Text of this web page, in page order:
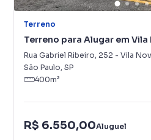
Terreno
Terreno para Alugar em Vila
Rua Gabriel Ribeiro, 252 - Vila
São Paulo, SP
400m²
R$ 6.550,00Aluguel